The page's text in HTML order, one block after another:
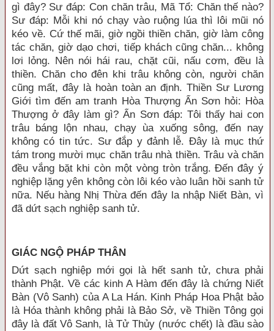
gì đây? Sư đáp: Con chăn trâu, Mã Tổ: Chăn thế nào?
Sư đáp: Mỗi khi nó chạy vào ruộng lúa thì lôi mũi nó
kéo về. Cứ thế mãi, giờ ngồi thiền chăn, giờ làm công
tác chăn, giờ dạo chơi, tiếp khách cũng chăn... không
lơi lỏng. Nên nói hái rau, chặt cũi, nấu cơm, đều là
thiền. Chăn cho đên khi trâu không còn, người chăn
cũng mất, đây là hoàn toàn an định. Thiền Sư Lương
Giới tìm đến am tranh Hòa Thượng Ẩn Sơn hỏi: Hòa
Thượng ở đây làm gì? Ẩn Sơn đáp: Tôi thấy hai con
trâu báng lộn nhau, chạy ùa xuống sông, đến nay
không có tin tức. Sư đắp y đảnh lễ. Ðây là mục thứ
tám trong mười mục chăn trâu nhà thiền. Trâu và chăn
đều vắng bặt khi còn một vòng tròn trắng. Ðến đây ý
nghiệp lặng yên không còn lôi kéo vào luân hồi sanh tử
nữa. Nếu hàng Nhị Thừa đến đây la nhập Niết Bàn, vì
đã dứt sạch nghiệp sanh tử.
GIÁC NGỘ PHÁP THÂN
Dứt sạch nghiệp mới gọi là hết sanh tử, chưa phải
thành Phật. Về các kinh A Hàm đến đây là chứng Niết
Bàn (Vô Sanh) của A La Hán. Kinh Pháp Hoa Phật bảo
là Hóa thành không phải là Bảo Sở, về Thiền Tông gọi
đây là đất Vô Sanh, là Tử Thủy (nước chết) là đầu sào